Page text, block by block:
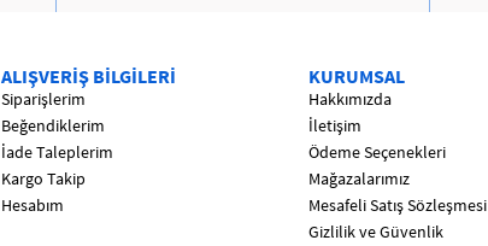
ALIŞVERİŞ BİLGİLERİ
Siparişlerim
Beğendiklerim
İade Taleplerim
Kargo Takip
Hesabım
KURUMSAL
Hakkımızda
İletişim
Ödeme Seçenekleri
Mağazalarımız
Mesafeli Satış Sözleşmesi
Gizlilik ve Güvenlik